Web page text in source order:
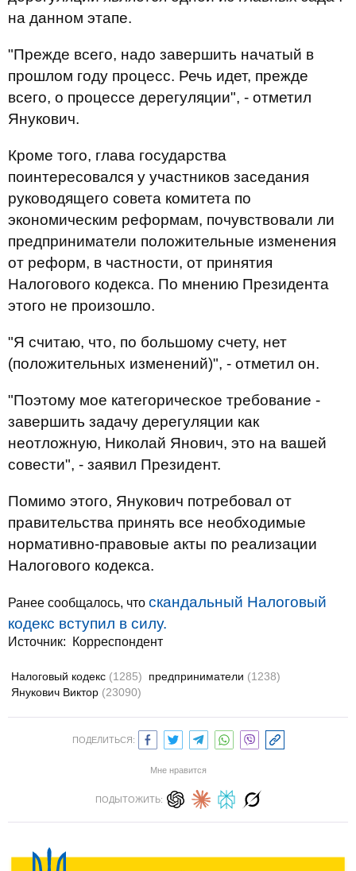
на данном этапе.
"Прежде всего, надо завершить начатый в
прошлом году процесс. Речь идет, прежде
всего, о процессе дерегуляции", - отметил
Янукович.
Кроме того, глава государства
поинтересовался у участников заседания
руководящего совета комитета по
экономическим реформам, почувствовали ли
предприниматели положительные изменения
от реформ, в частности, от принятия
Налогового кодекса. По мнению Президента
этого не произошло.
"Я считаю, что, по большому счету, нет
(положительных изменений)", - отметил он.
"Поэтому мое категорическое требование -
завершить задачу дерегуляции как
неотложную, Николай Янович, это на вашей
совести", - заявил Президент.
Помимо этого, Янукович потребовал от
правительства принять все необходимые
нормативно-правовые акты по реализации
Налогового кодекса.
Ранее сообщалось, что скандальный Налоговый
кодекс вступил в силу.
Источник: Корреспондент
Налоговый кодекс (1285) предприниматели (1238)
Янукович Виктор (23090)
ПОДЕЛИТЬСЯ:
Мне нравится
ПОДЫТОЖИТЬ: